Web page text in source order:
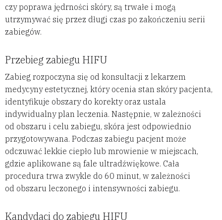
czy poprawa jędrności skóry, są trwałe i mogą
utrzymywać się przez długi czas po zakończeniu serii
zabiegów.
Przebieg zabiegu HIFU
Zabieg rozpoczyna się od konsultacji z lekarzem
medycyny estetycznej, który ocenia stan skóry pacjenta,
identyfikuje obszary do korekty oraz ustala
indywidualny plan leczenia. Następnie, w zależności
od obszaru i celu zabiegu, skóra jest odpowiednio
przygotowywana. Podczas zabiegu pacjent może
odczuwać lekkie ciepło lub mrowienie w miejscach,
gdzie aplikowane są fale ultradźwiękowe. Cała
procedura trwa zwykle do 60 minut, w zależności
od obszaru leczonego i intensywności zabiegu.
Kandydaci do zabiegu HIFU